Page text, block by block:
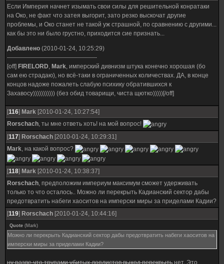
Если Империя начнет изымать свои силы для решительной конратаки
на Око, не факт что затея выгорит, зато резко выскочат другие
проблемы, и Око станет не такой уж страшной, по сравнению с другими...
как бы это ни было грустно, приходится сие признать...
Добавлено (2010-01-24, 10:25:29)
---------------------------------------------
[off] FIRELORD, Mark, имперский дивнизм штука конечно хорошая (бо
сам ею страдаю), но всё-таки в ограниченных количествах. ДА, в конце
концов надоже пожалеть слабую психику обратившихся к
Захавосу))))))))))) (без обид товарищи, чиста щютко)))))[/off]
[116] Mark [2010-01-24, 10:27:54]
Rorschach, ты мне ответь хоть! на мой вопрос!
[117] Rorschach [2010-01-24, 10:29:31]
Mark, на какой вопрос?
[118] Mark [2010-01-24, 10:38:37]
Rorschach, предположим империум максимум сможет удерживать
только то что осталось.. Можно ли перекрыть Кадианский сектор дабы
предотвратить набеги хаоситов на имперски миры за приделами Кадии?
[119] Rorschach [2010-01-24, 10:44:16]
Quote (Mark)
Можно ли перекрыть Кадианский сектор дабы предотвратить набеги хаоситов на
имперски миры за приделами Кадии?
ну разве что трупами убитых лоялистов выход перекрыть нет. Это